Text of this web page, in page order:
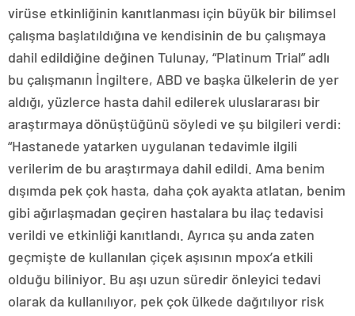
virüse etkinliğinin kanıtlanması için büyük bir bilimsel
çalışma başlatıldığına ve kendisinin de bu çalışmaya
dahil edildiğine değinen Tulunay, “Platinum Trial” adlı
bu çalışmanın İngiltere, ABD ve başka ülkelerin de yer
aldığı, yüzlerce hasta dahil edilerek uluslararası bir
araştırmaya dönüştüğünü söyledi ve şu bilgileri verdi:
“Hastanede yatarken uygulanan tedavimle ilgili
verilerim de bu araştırmaya dahil edildi. Ama benim
dışımda pek çok hasta, daha çok ayakta atlatan, benim
gibi ağırlaşmadan geçiren hastalara bu ilaç tedavisi
verildi ve etkinliği kanıtlandı. Ayrıca şu anda zaten
geçmişte de kullanılan çiçek aşısının mpox’a etkili
olduğu biliniyor. Bu aşı uzun süredir önleyici tedavi
olarak da kullanılıyor, pek çok ülkede dağıtılıyor risk